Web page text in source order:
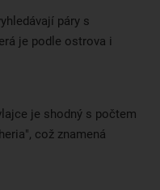
páry s
je podle ostrova i
je shodný s počtem
což znamená